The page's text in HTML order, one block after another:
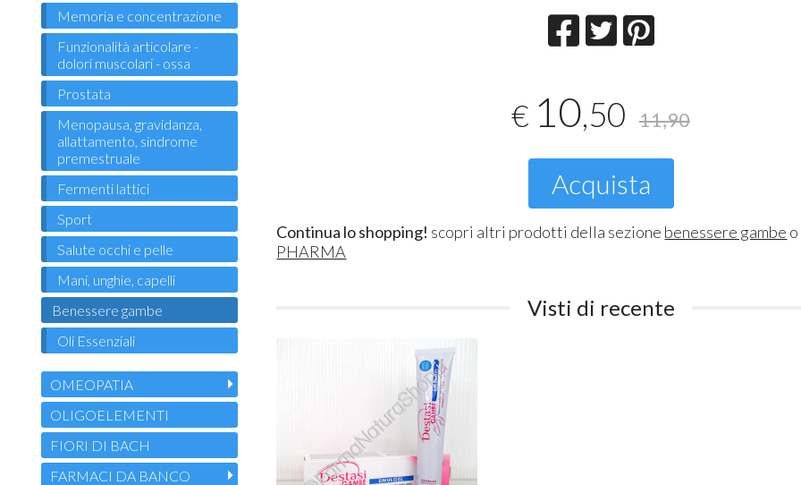
€ 10,50 11,90
Acquista
Continua lo shopping! scopri altri prodotti della sezione benessere gambe
PHARMA
Visti di recente
Memoria e concentrazione
Funzionalità articolare -
dolori muscolari - ossa
Prostata
Menopausa, gravidanza,
allattamento, sindrome
premestruale
Fermenti lattici
Sport
Salute occhi e pelle
Mani, unghie, capelli
Benessere gambe
Oli Essenziali
OMEOPATIA
OLIGOELEMENTI
FIORI DI BACH
FARMACI DA BANCO